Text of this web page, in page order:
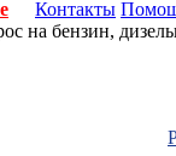
Контакты
на бензин,